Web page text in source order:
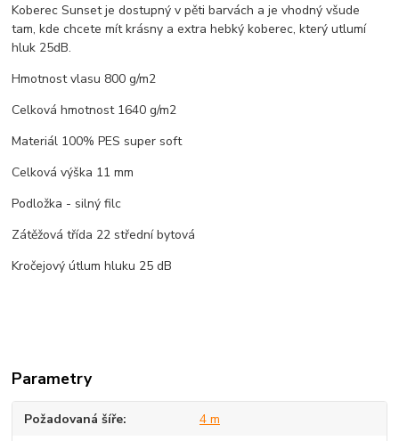
Koberec Sunset je dostupný v pěti barvách a je vhodný všude
tam, kde chcete mít krásny a extra hebký koberec, který utlumí
hluk 25dB.
Hmotnost vlasu 800 g/m2
Celková hmotnost 1640 g/m2
Materiál 100% PES super soft
Celková výška 11 mm
Podložka - silný filc
Zátěžová třída 22 střední bytová
Kročejový útlum hluku 25 dB
Parametry
Požadovaná šíře 4 m